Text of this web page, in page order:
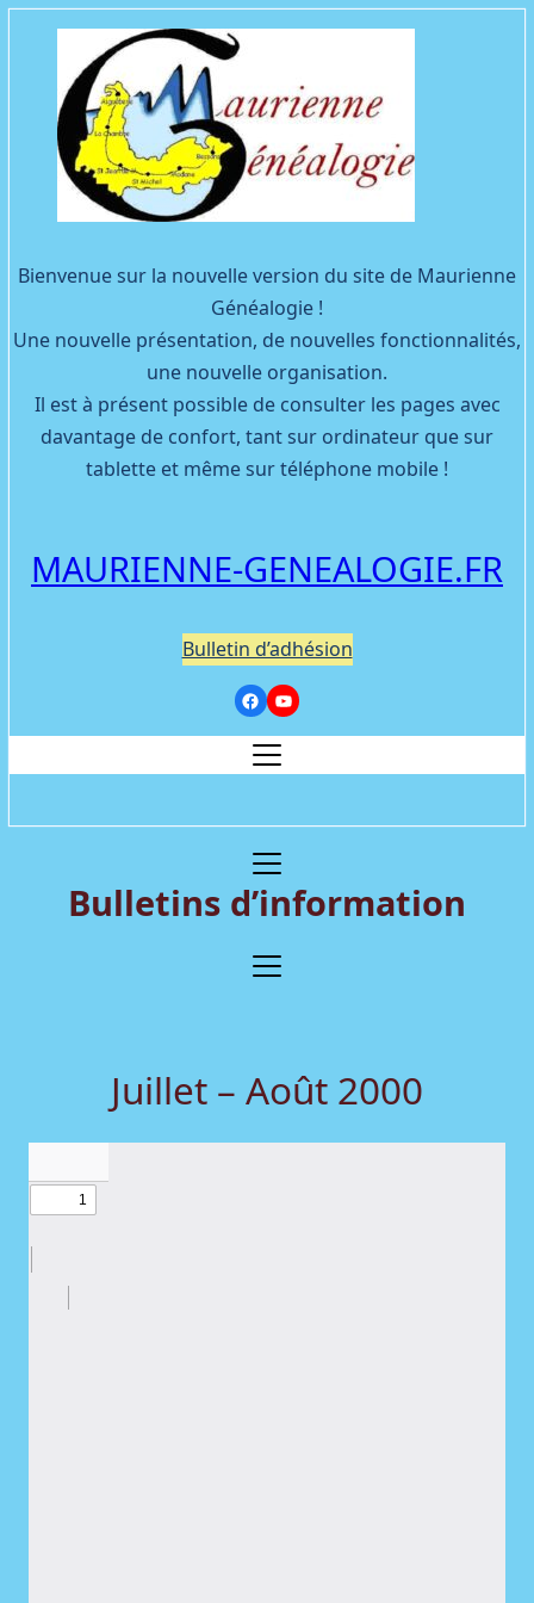
Bienvenue sur la nouvelle version du site de Maurienne
Généalogie !
Une nouvelle présentation, de nouvelles fonctionnalités,
une nouvelle organisation.
Il est à présent possible de consulter les pages avec
davantage de confort, tant sur ordinateur que sur
tablette et même sur téléphone mobile !
MAURIENNE-GENEALOGIE.FR
Bulletin d’adhésion
Facebook
YouTube
Bulletins d’information
Juillet – Août 2000